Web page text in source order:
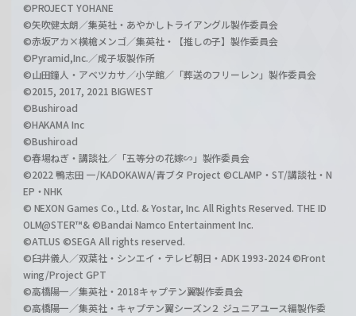
©PROJECT YOHANE
©矢吹健太朗／集英社・あやかしトライアングル製作委員会
©赤坂アカ×横槍メンゴ／集英社・【推しの子】製作委員会
©Pyramid,Inc.／成子坂製作所
©山田鐘人・アベツカサ／小学館／「葬送のフリーレン」製作委員会
©2015, 2017, 2021 BIGWEST
©Bushiroad
©HAKAMA Inc
©Bushiroad
©春場ねぎ・講談社／「五等分の花嫁∽」製作委員会
©2022 鴨志田 一/KADOKAWA/青ブタ Project ©CLAMP・ST/講談社・N
EP・NHK
© NEXON Games Co., Ltd. & Yostar, Inc. All Rights Reserved. THE ID
OLM@STER™& ©Bandai Namco Entertainment Inc.
©ATLUS ©SEGA All rights reserved.
©臼井儀人／双葉社・シンエイ・テレビ朝日・ADK 1993-2024 ©Front
wing/Project GPT
©高橋陽一／集英社・2018キャプテン翼製作委員会
©高橋陽一／集英社・キャプテン翼シーズン２ ジュニアユース編製作委